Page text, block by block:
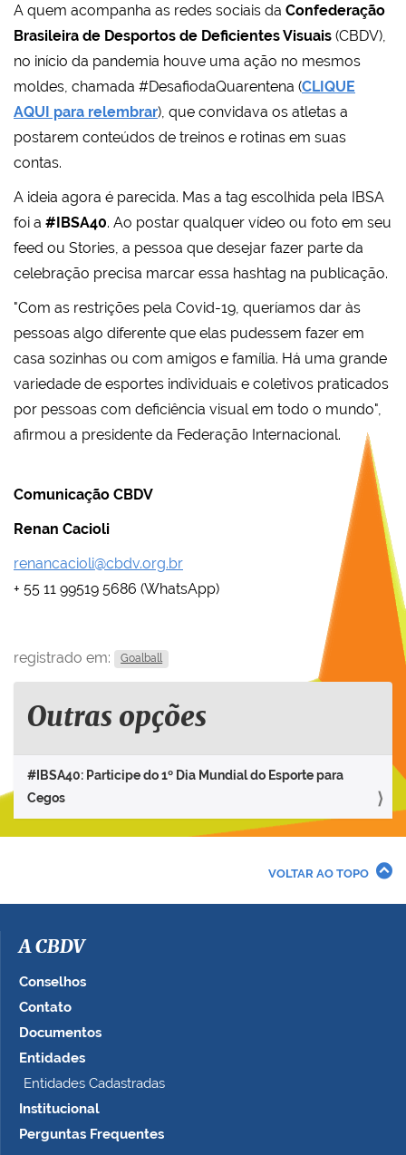
A quem acompanha as redes sociais da Confederação
Brasileira de Desportos de Deficientes Visuais (CBDV),
no início da pandemia houve uma ação no mesmos
moldes, chamada #DesafiodaQuarentena (CLIQUE
AQUI para relembrar), que convidava os atletas a
postarem conteúdos de treinos e rotinas em suas
contas.
A ideia agora é parecida. Mas a tag escolhida pela IBSA
foi a #IBSA40. Ao postar qualquer vídeo ou foto em seu
feed ou Stories, a pessoa que desejar fazer parte da
celebração precisa marcar essa hashtag na publicação.
"Com as restrições pela Covid-19, queríamos dar às
pessoas algo diferente que elas pudessem fazer em
casa sozinhas ou com amigos e família. Há uma grande
variedade de esportes individuais e coletivos praticados
por pessoas com deficiência visual em todo o mundo",
afirmou a presidente da Federação Internacional.
Comunicação CBDV
Renan Cacioli
renancacioli@cbdv.org.br
+ 55 11 99519 5686 (WhatsApp)
registrado em: Goalball
Outras opções
#IBSA40: Participe do 1º Dia Mundial do Esporte para
Cegos
VOLTAR AO TOPO
A CBDV
Conselhos
Contato
Documentos
Entidades
Entidades Cadastradas
Institucional
Perguntas Frequentes